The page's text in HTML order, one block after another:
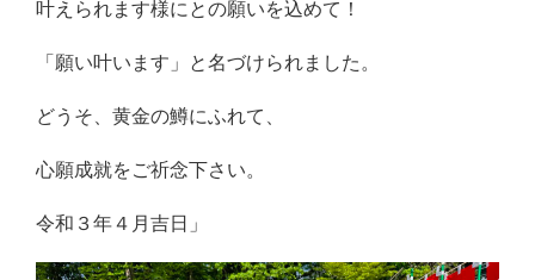
叶えられます様にとの願いを込めて！
「願い叶います」と名づけられました。
どうそ、黄金の鱒にふれて、
心願成就をご祈念下さい。
令和３年４月吉日」